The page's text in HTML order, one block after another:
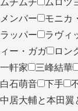
ムチムチ
ムロツ
メンバー
モニカ
ラッパー
ラヴィ
ィー・ガガ
ロン
一軒家
三峰結華
白石萌音
下手
中居大輔と本田翼